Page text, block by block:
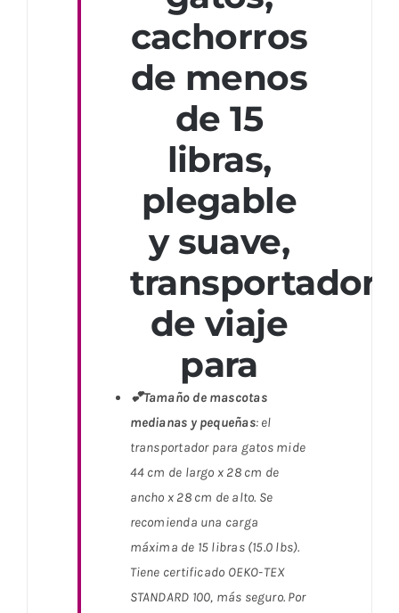
cachorros
de menos
de 15
libras,
plegable
y suave,
transportador
de viaje
para
💕Tamaño de mascotas
medianas y pequeñas: el
transportador para gatos mide
44 cm de largo x 28 cm de
ancho x 28 cm de alto. Se
recomienda una carga
máxima de 15 libras (15.0 lbs).
Tiene certificado OEKO-TEX
STANDARD 100, más seguro. Por